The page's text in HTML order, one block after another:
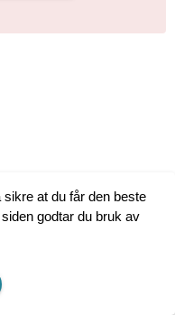
at du får den beste
godtar du bruk av